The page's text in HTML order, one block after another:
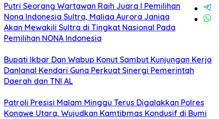
Putri Seorang Wartawan ‎Raih Juara I Pemilihan
Nona Indonesia Sultra, Maliqa Aurora Janiqa
Akan Mewakili Sultra di Tingkat Nasional Pada
Pemilihan NONA Indonesia
Bupati Ikbar Dan Wabup Konut Sambut Kunjungan Kerja
Danlanal Kendari Guna Perkuat Sinergi Pemerintah
Daerah dan TNI AL
Patroli Presisi Malam Minggu Terus Digalakkan Polres
Konawe Utara, Wujudkan Kamtibmas Kondusif di Bumi